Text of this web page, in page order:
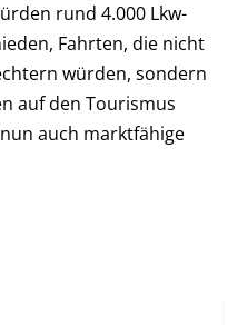
rund 4.000 Lkw-
Fahrten, die nicht
würden, sondern
auf den Tourismus
auch marktfähige